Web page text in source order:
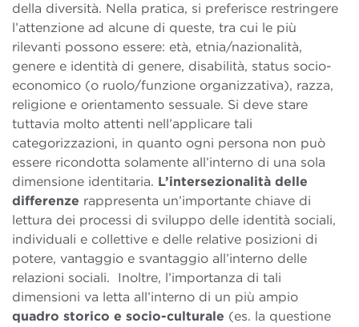
della diversità. Nella pratica, si preferisce restringere
l’attenzione ad alcune di queste, tra cui le più
rilevanti possono essere: età, etnia/nazionalità,
genere e identità di genere, disabilità, status socio-
economico (o ruolo/funzione organizzativa), razza,
religione e orientamento sessuale. Si deve stare
tuttavia molto attenti nell’applicare tali
categorizzazioni, in quanto ogni persona non può
essere ricondotta solamente all’interno di una sola
dimensione identitaria. L’intersezionalità delle
differenze rappresenta un’importante chiave di
lettura dei processi di sviluppo delle identità sociali,
individuali e collettive e delle relative posizioni di
potere, vantaggio e svantaggio all’interno delle
relazioni sociali. Inoltre, l’importanza di tali
dimensioni va letta all’interno di un più ampio
quadro storico e socio-culturale (es. la questione